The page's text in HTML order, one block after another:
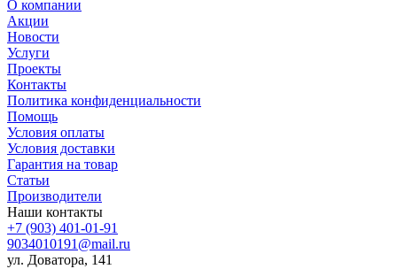
О компании
Акции
Новости
Услуги
Проекты
Контакты
Политика конфиденциальности
Помощь
Условия оплаты
Условия доставки
Гарантия на товар
Статьи
Производители
Наши контакты
+7 (903) 401-01-91
9034010191@mail.ru
ул. Доватора, 141